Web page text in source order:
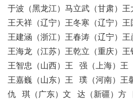
于波（黑龙江）马立武（甘肃）王
王天祥（辽宁）王冬寒（辽宁）王
王建涵（浙江）王春涛（辽宁）王
王海龙（江苏）王乾立（重庆）王
王智忠（山西）王 强（上海）王
王嘉巍（山东）王 璞（河南）王
仇 琪（广东）文 达（新疆）方